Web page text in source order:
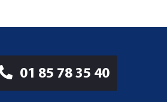
01 85 78 35 40